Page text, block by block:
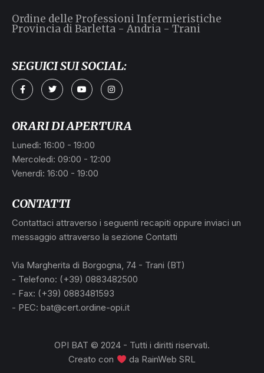
CONTATTI
Contattaci attraverso i seguenti recapiti oppure inviaci un
messaggio attraverso la sezione Contatti
Via Margherita di Borgogna, 74 - Trani (BT)
- Telefono: (+39) 0883482500
- Fax: (+39) 0883481593
- PEC: bat@cert.ordine-opi.it
ORARI DI APERTURA
Lunedì: 16:00 - 19:00
Mercoledì: 09:00 - 12:00
Venerdì: 16:00 - 19:00
Ordine delle Professioni Infermieristiche
Provincia di Barletta - Andria - Trani
SEGUICI SUI SOCIAL:
OPI BAT © 2024 - Tutti i diritti riservati.
Creato con
da RainWeb SRL